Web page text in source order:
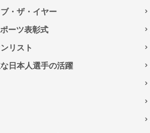
・ザ・イヤー
ーツ表彰式
リスト
日本人選手の活躍